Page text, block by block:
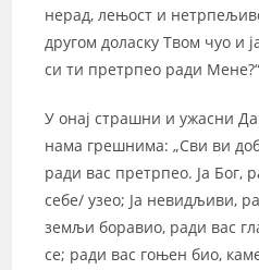
нерад, лењост и
другом доласку Твом чуо и
си ти претрпео ради Мене?“
У онај страшни и ужасни
нама грешнима: „Сви ви
ради вас претрпео. Ја Бог,
себе/ узео; Ја невидљиви,
земљи боравио, ради вас
се; ради вас гоњен био,